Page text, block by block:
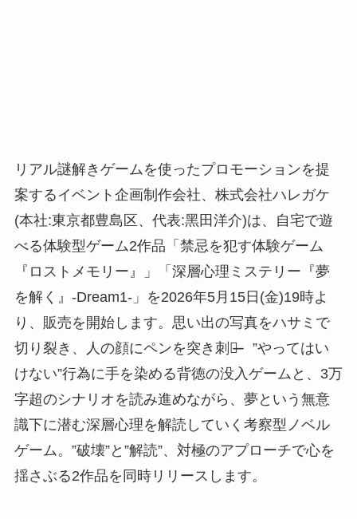
リアル謎解きゲームを使ったプロモーションを提
案するイベント企画制作会社、株式会社ハレガケ
(本社:東京都豊島区、代表:⿊⽥洋介)は、⾃宅で遊
べる体験型ゲーム2作品「禁忌を犯す体験ゲーム
『ロストメモリー』」「深層⼼理ミステリー『夢
を解く』-Dream1-」を2026年5⽉15⽇(⾦)19時よ
り、販売を開始します。思い出の写真をハサミで
切り裂き、⼈の顔にペンを突き刺す̶̶ ”やってはい
けない”⾏為に⼿を染める背徳の没⼊ゲームと、3万
字超のシナリオを読み進めながら、夢という無意
識下に潜む深層⼼理を解読していく考察型ノベル
ゲーム。”破壊”と”解読”、対極のアプローチで⼼を
揺さぶる2作品を同時リリースします。